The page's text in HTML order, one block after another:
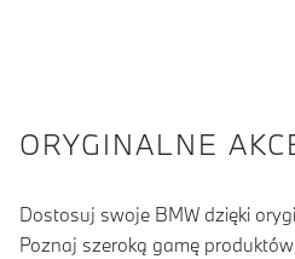
ORYGINALNE
Dostosuj swoje BMW dzięki
Poznaj szeroką gamę